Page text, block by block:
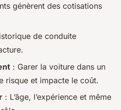
génèrent des cotisations
de conduite
: Garer la voiture dans un
risque et impacte le coût.
: L’âge, l’expérience et même